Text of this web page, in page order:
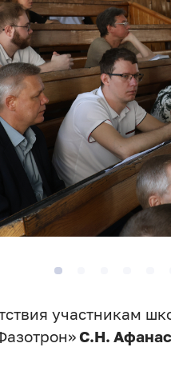
участникам
С.Н.